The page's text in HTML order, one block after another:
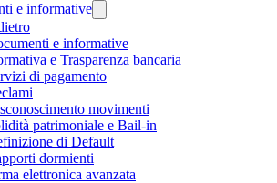
e informative
e informative
e Trasparenza bancaria
di pagamento
movimenti
patrimoniale e Bail-in
di Default
dormienti
elettronica avanzata